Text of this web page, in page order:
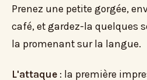
Prenez une petite gorgée,
café, et gardez-la quelques
la promenant sur la langue.
L'attaque : la première